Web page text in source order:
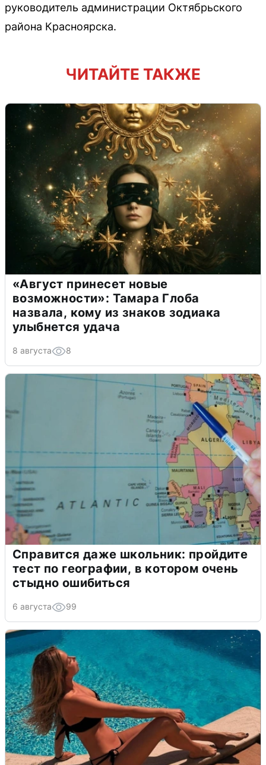
руководитель администрации Октябрьского
района Красноярска.
ЧИТАЙТЕ ТАКЖЕ
«Август принесет новые
возможности»: Тамара Глоба
назвала, кому из знаков зодиака
улыбнется удача
8 августа 8
Справится даже школьник: пройдите
тест по географии, в котором очень
стыдно ошибиться
6 августа 99